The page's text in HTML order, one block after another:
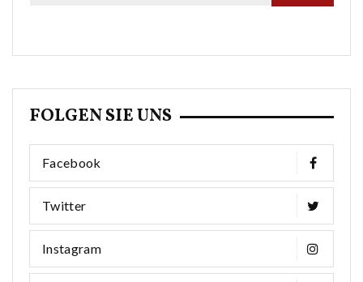
FOLGEN SIE UNS
Facebook
Twitter
Instagram